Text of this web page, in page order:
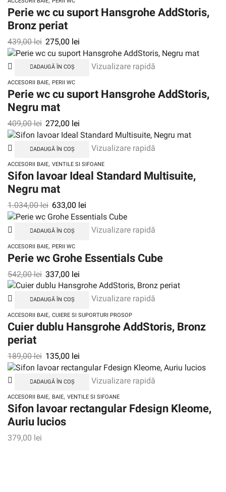
Perie wc cu suport Hansgrohe AddStoris,
Bronz periat
439,00lei 275,00 lei
ADAUGĂ ÎN COȘ Vizualizare rapidă
ACCESORII BAIE, PERII WC
Perie wc cu suport Hansgrohe AddStoris,
Negru mat
409,00lei 272,00 lei
ADAUGĂ ÎN COȘ Vizualizare rapidă
ACCESORII BAIE, VENTILE SI SIFOANE
Sifon lavoar Ideal Standard Multisuite,
Negru mat
1.034,00lei 633,00 lei
ADAUGĂ ÎN COȘ Vizualizare rapidă
ACCESORII BAIE, PERII WC
Perie wc Grohe Essentials Cube
542,00lei 337,00 lei
ADAUGĂ ÎN COȘ Vizualizare rapidă
ACCESORII BAIE, CUIERE SI SUPORTURI PROSOP
Cuier dublu Hansgrohe AddStoris, Bronz
periat
189,00lei 135,00 lei
ADAUGĂ ÎN COȘ Vizualizare rapidă
ACCESORII BAIE, BAIE, VENTILE SI SIFOANE
Sifon lavoar rectangular Fdesign Kleome,
Auriu lucios
379,00 lei